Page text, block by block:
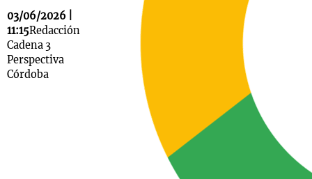
03/06/2026 |
11:15Redacción
Cadena 3
Perspectiva
Córdoba